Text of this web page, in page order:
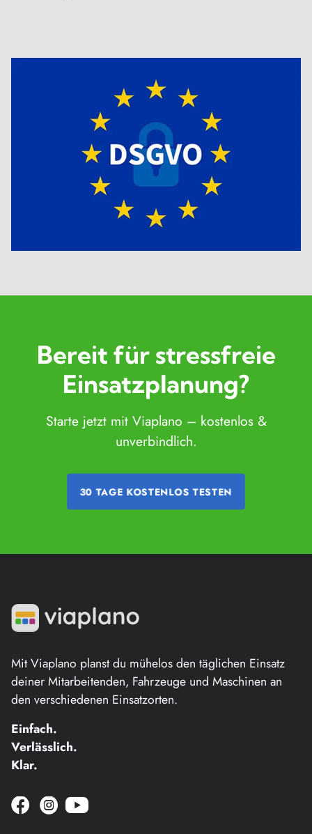
Bereit für stressfreie
Einsatzplanung?
Starte jetzt mit Viaplano – kostenlos &
unverbindlich.
30 TAGE KOSTENLOS TESTEN
Mit Viaplano planst du mühelos den täglichen Einsatz
deiner Mitarbeitenden, Fahrzeuge und Maschinen an
den verschiedenen Einsatzorten.
Einfach.
Verlässlich.
Klar.
Jetzt zur Facebook Seite wechseln
Viaplano auf instagram öffnen
Jetzt zu YouTube wechseln